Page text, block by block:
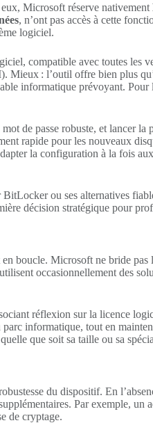
Microsoft réserve nativement
, n’ont pas accès à cette
logiciel.
compatible avec toutes les
: l’outil offre bien plus
informatique prévoyant.
de passe robuste, et lancer
rapide pour les nouveaux
la configuration à la fois
ou ses alternatives
décision stratégique pour
boucle. Microsoft ne bride pas
occasionnellement des
réflexion sur la licence
informatique, tout en
que soit sa taille ou sa
du dispositif. En
Par exemple,
de cryptage.